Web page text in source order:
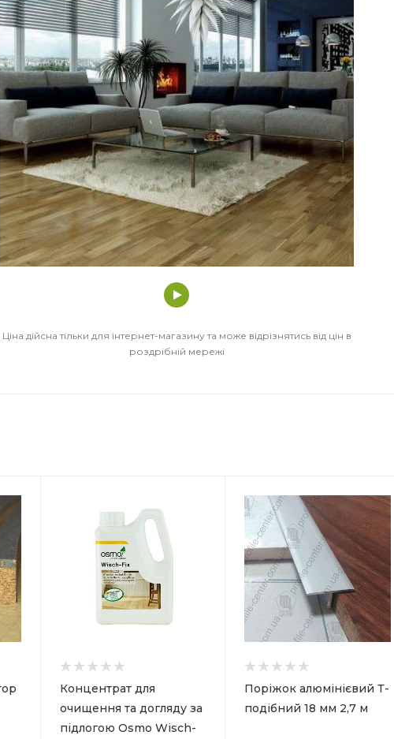
Ціна дійсна тільки для інтернет-магазину та може відрізнятись від цін в
роздрібній мережі
Концентрат для
очищення та догляду за
підлогою Osmo Wisch-
Україна
Товщина
9 мм
Ширина
18 мм
Довжина
Матеріал
Поріжок алюмінієвий Т-
подібний 18 мм 2,7 м
Країна-виробник
Німеччина
Призначення_
Під
еластичні,текстильні
покриття та
багатошаровий
паркет
можливе через_
залежно від
товщини шару) при